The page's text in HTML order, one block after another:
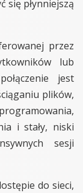
się płynniejszą
przez
lub
jest
plików,
i stały, niski
sesji
do sieci,